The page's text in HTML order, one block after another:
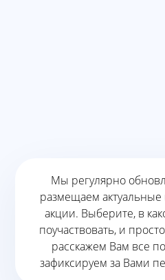
Мы регулярно
размещаем
акции. Выберите, в
поучаствовать, и
расскажем Вам все
зафиксируем за Вами